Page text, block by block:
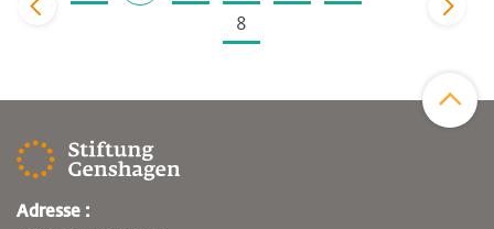
zurück
8
vor
Adresse :